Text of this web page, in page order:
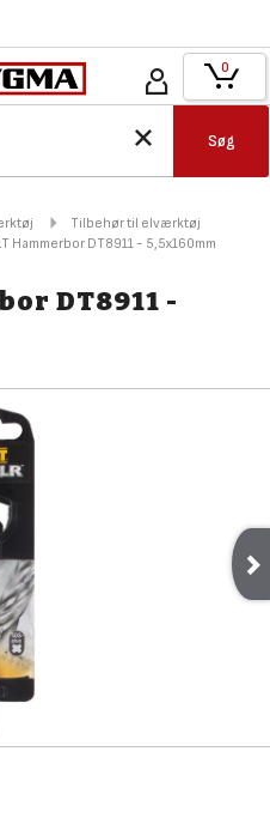
Søg
0
Tilbehør til elværktøj
Hammerbor DT8911 - 5,5x160mm
DT8911 -